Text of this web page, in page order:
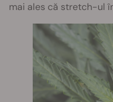
mai ales că stretch-ul